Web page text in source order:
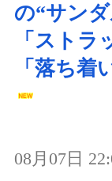
の“サン
「ストラ
「落ち着
08月07日